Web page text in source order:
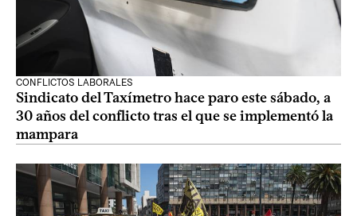
CONFLICTOS LABORALES
Sindicato del Taxímetro hace paro este sábado, a
30 años del conflicto tras el que se implementó la
mampara